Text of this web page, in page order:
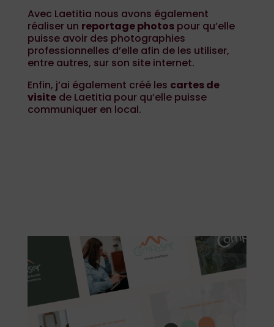
Avec Laetitia nous avons également
réaliser un reportage photospour qu’elle
puisse avoir des photographies
professionnelles d’elle afin de les utiliser,
entre autres, sur son site internet.
Enfin, j’ai également créé les cartes de
visitede Laetitia pour qu’elle puisse
communiquer en local.